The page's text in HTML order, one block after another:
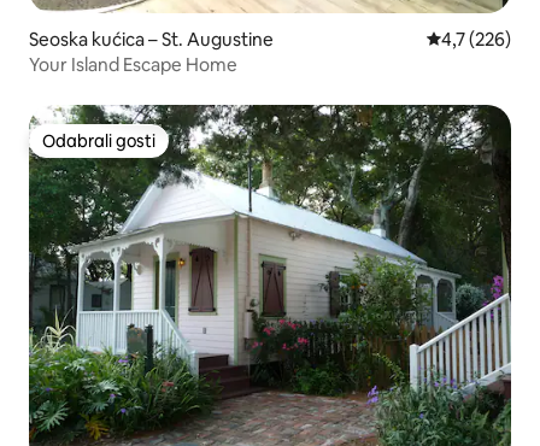
Seoska kućica – St. Augustine Prosječna
4,7 (226)
Your Island Escape Home
Odabrali gosti
Odabrali gosti